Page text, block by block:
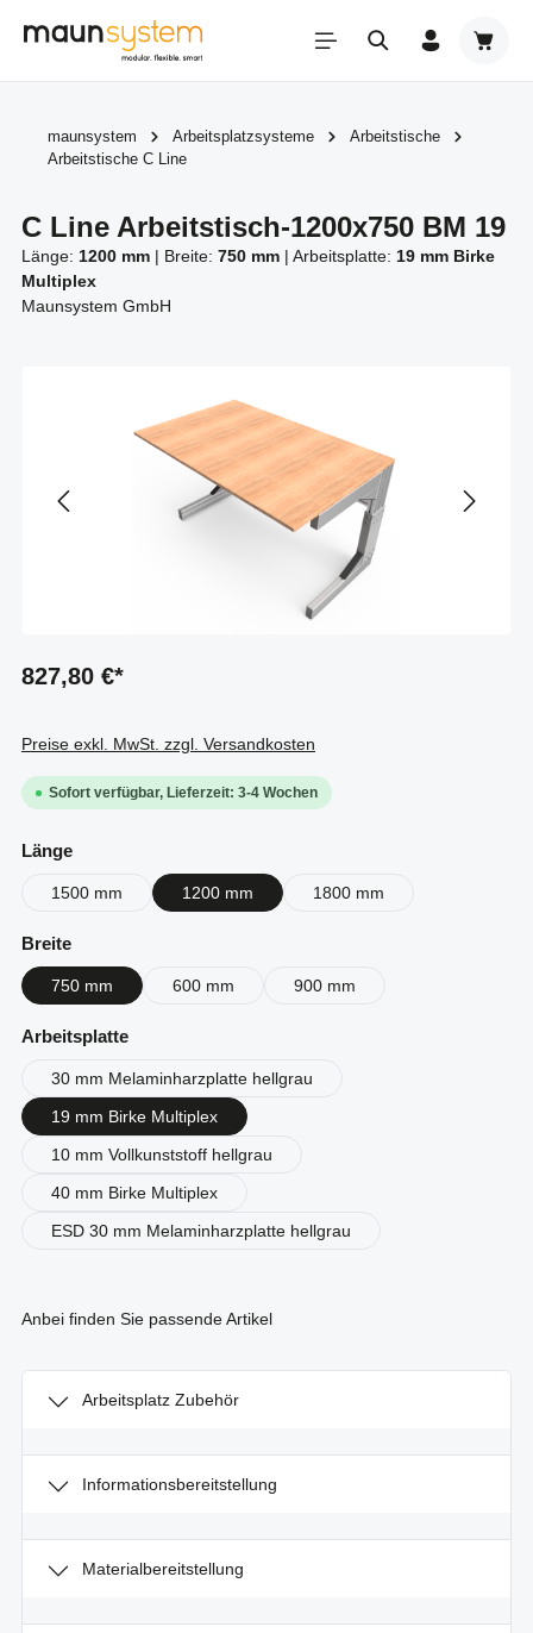
Zum Hauptinhalt springen
maunsystem Arbeitsplatzsysteme
Arbeitstische
Arbeitstische C Line
C Line Arbeitstisch-1200x750 BM 19
Länge: 1200 mm | Breite: 750 mm | Arbeitsplatte: 19 mm Birke
Multiplex
Maunsystem GmbH
827,80 €*
Preise exkl. MwSt. zzgl. Versandkosten
Sofort verfügbar, Lieferzeit: 3-4 Wochen
Längeauswählen
1500 mm 1200 mm 1800 mm
Breiteauswählen
750 mm 600 mm 900 mm
Arbeitsplatteauswählen
30 mm Melaminharzplatte hellgrau
19 mm Birke Multiplex
10 mm Vollkunststoff hellgrau
40 mm Birke Multiplex
ESD 30 mm Melaminharzplatte hellgrau
Anbei finden Sie passende Artikel
Arbeitsplatz Zubehör
Informationsbereitstellung
Materialbereitstellung